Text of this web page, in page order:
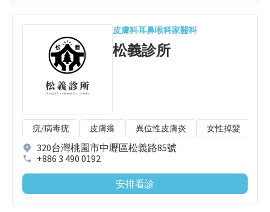
皮膚科耳鼻喉科家醫科
松義診所
疣/病毒疣 皮膚癢 異位性皮膚炎 女性掉髮
320台灣桃園市中壢區松義路85號
+886 3 490 0192
安排看診